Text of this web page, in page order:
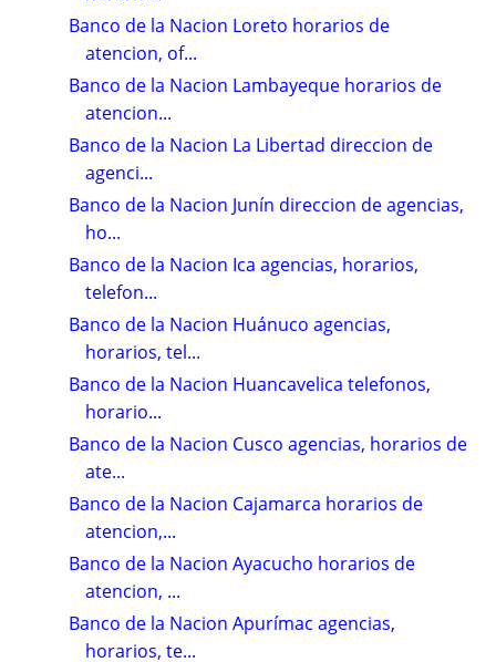
Banco de la Nacion Loreto horarios de
atencion, of...
Banco de la Nacion Lambayeque horarios de
atencion...
Banco de la Nacion La Libertad direccion de
agenci...
Banco de la Nacion Junín direccion de agencias,
ho...
Banco de la Nacion Ica agencias, horarios,
telefon...
Banco de la Nacion Huánuco agencias,
horarios, tel...
Banco de la Nacion Huancavelica telefonos,
horario...
Banco de la Nacion Cusco agencias, horarios de
ate...
Banco de la Nacion Cajamarca horarios de
atencion,...
Banco de la Nacion Ayacucho horarios de
atencion, ...
Banco de la Nacion Apurímac agencias,
horarios, te...